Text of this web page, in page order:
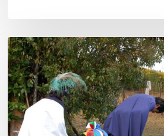
Conmemoración
del
Wiñoy
Tripantü
y